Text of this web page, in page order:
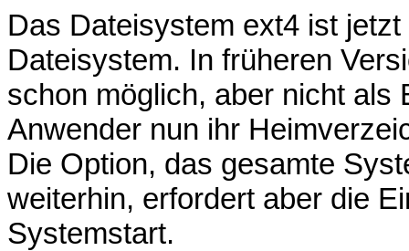
Das Dateisystem ext4 ist
Dateisystem. In früheren
schon möglich, aber nicht als
Anwender nun ihr
Die Option, das gesamte
weiterhin, erfordert aber die
Systemstart.